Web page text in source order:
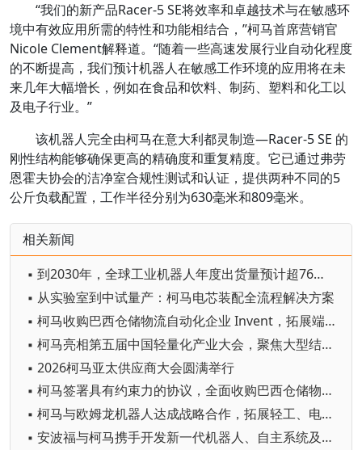
“我们的新产品Racer-5 SE将效率和卓越技术与在敏感环
境中有效应用所需的特性和功能相结合，”柯马首席营销官
Nicole Clement解释道。“随着一些高速发展行业自动化程度
的不断提高，我们预计机器人在敏感工作环境的应用将在未
来几年大幅增长，例如在食品和饮料、制药、塑料和化工以
及电子行业。”
该机器人完全由柯马在意大利都灵制造—Racer-5 SE 的
刚性结构能够确保更高的精确度和重复精度。它已通过弗劳
恩霍夫协会的洁净室合规性测试和认证，提供两种不同的5
公斤负载配置，工作半径分别为630毫米和809毫米。
相关新闻
▪ 到2030年，全球工业机器人年度出货量预计超76万台
▪ 从实验室到中试量产：柯马电芯装配全流程解决方案
▪ 柯马收购巴西仓储物流自动化企业 Invent，拓展端到端内部物流平台
▪ 柯马亮相第五届中国轻量化产业大会，聚焦大型结构件柔性加工新需求
▪ 2026柯马亚太供应商大会圆满举行
▪ 柯马签署具有约束力的协议，全面收购巴西仓储物流自动化企业 Invent
▪ 柯马与欧姆龙机器人达成战略合作，拓展轻工、电子及医疗行业先进自动化解决方案
▪ 安波福与柯马携手开发新一代机器人、自主系统及工业物流解决方案